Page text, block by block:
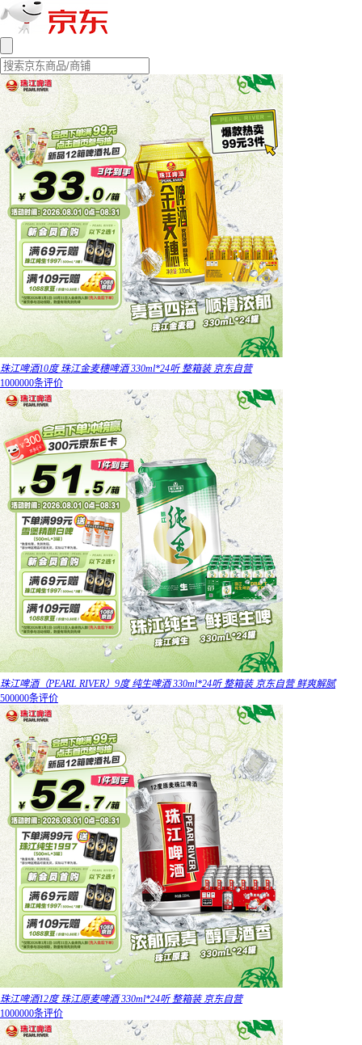
珠江啤酒10度 珠江金麦穗啤酒 330ml*24听 整箱装 京东自营
1000000条评价
珠江啤酒（PEARL RIVER）9度 纯生啤酒 330ml*24听 整箱装 京东自营 鲜爽解腻
500000条评价
珠江啤酒12度 珠江原麦啤酒 330ml*24听 整箱装 京东自营
1000000条评价